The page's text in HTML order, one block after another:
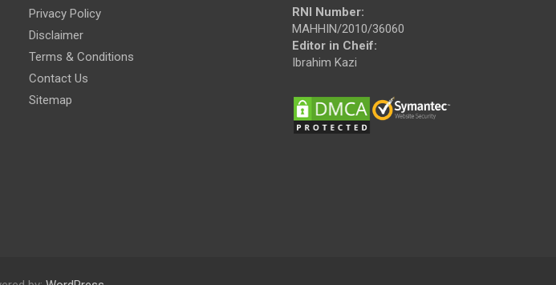
Privacy Policy
Disclaimer
Terms & Conditions
Contact Us
Sitemap
RNI Number:
MAHHIN/2010/36060
Editor in Cheif:
Ibrahim Kazi